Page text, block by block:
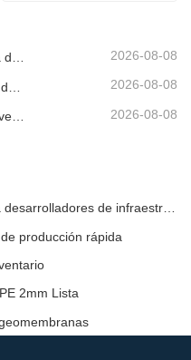
Proveedor de geomembranas para desarrolladores de infraestructura 2026-08-08
2026-08-08
2026-08-08
Proveedor de geomembranas para desarrolladores de infraestructura
producción rápida
2mm Lista